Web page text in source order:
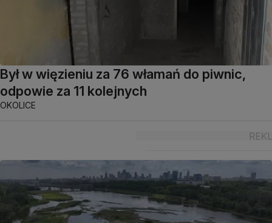
Był w więzieniu za 76 włamań do piwnic,
odpowie za 11 kolejnych
OKOLICE